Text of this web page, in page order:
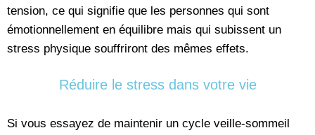
tension, ce qui signifie que les personnes qui sont
émotionnellement en équilibre mais qui subissent un
stress physique souffriront des mêmes effets.
Réduire le stress dans votre vie
Si vous essayez de maintenir un cycle veille-sommeil